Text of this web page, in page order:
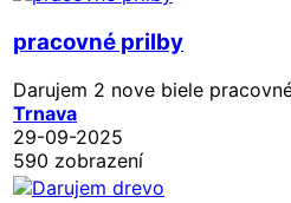
pracovné prilby
Darujem 2 nove biele
Trnava
29-09-2025
590 zobrazení